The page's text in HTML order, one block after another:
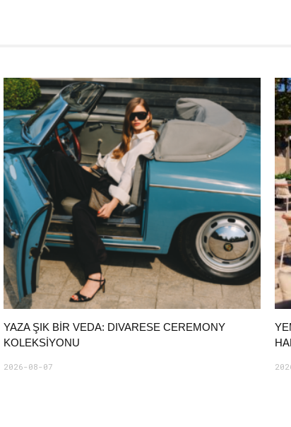
YAZA ŞIK BIR VEDA: DIVARESE CEREMONY
KOLEKSIYONU
2026-08-07